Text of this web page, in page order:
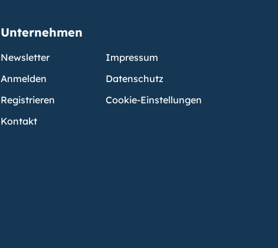
Unternehmen
Newsletter
Anmelden
Registrieren
Kontakt
Impressum
Datenschutz
Cookie-Einstellungen